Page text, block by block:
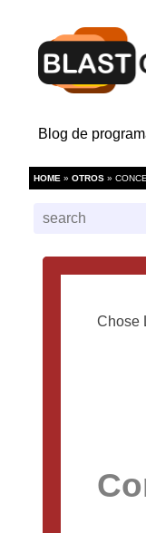
Blog de
HOME » OTROS »
Chose